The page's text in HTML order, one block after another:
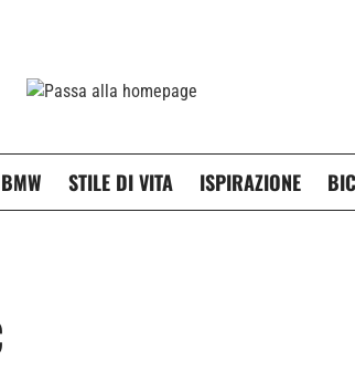
BMW STILE DI VITA ISPIRAZIONE